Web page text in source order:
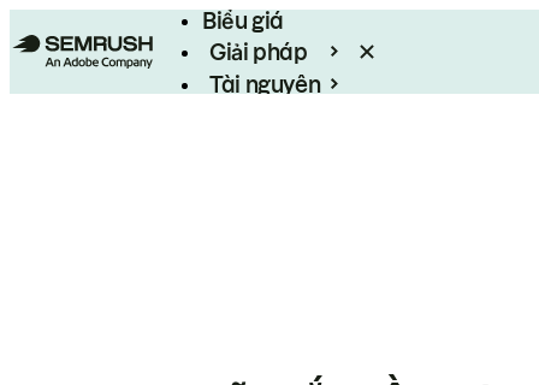
Biểu giá
Giải pháp
Tài nguyên